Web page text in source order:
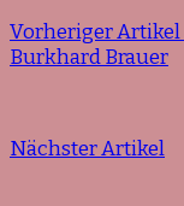
Vorheriger Artikel
Burkhard Brauer
Nächster Artikel